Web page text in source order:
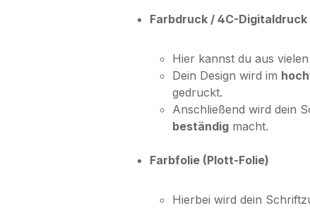
Farbdruck / 4C-
Hier kannst du aus
Dein Design wird im
gedruckt.
Anschließend wird dein
beständigmacht.
Farbfolie (Plott-Folie)
Hierbei wird dein